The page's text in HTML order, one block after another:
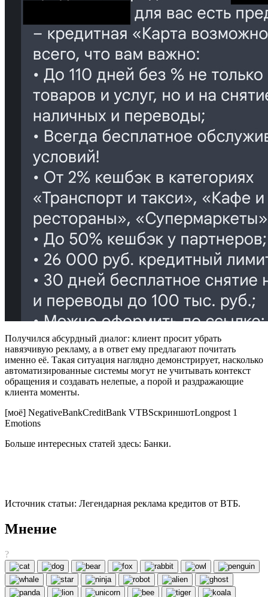
Получился абсурдный диалог: клиент просит убрать
навязчивую рекламу, а в ответ ему предлагают почитать
именно её. Такая ситуация наглядно демонстрирует, насколько
автоматизированные системы могут не учитывать контекст
обращения и создавать нелепые, а порой и раздражающие
клиента моменты.
[моё] NegativeBankCreditBank VTBSскриншотLongpost 1
Emotions
Больше интересных статей здесь: Банки.
Источник статьи: Легендарная реклама кредитов от ВТБ.
Мнение
?